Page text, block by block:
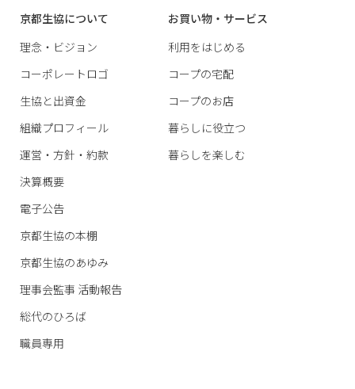
京都生協について
理念・ビジョン
コーポレートロゴ
生協と出資金
組織プロフィール
運営・方針・約款
決算概要
電子公告
京都生協の本棚
京都生協のあゆみ
理事会監事 活動報告
総代のひろば
職員専用
お買い物・サービス
利用をはじめる
コープの宅配
コープのお店
暮らしに役立つ
暮らしを楽しむ